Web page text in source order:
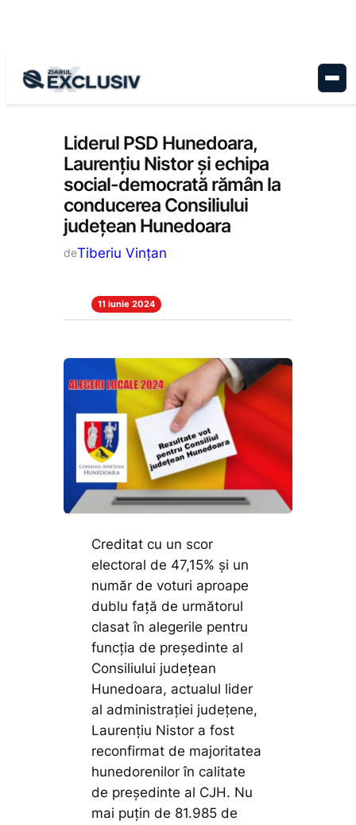
Politică, Stiri la zi
Liderul PSD Hunedoara,
Laurențiu Nistor și echipa
social-democrată rămân la
conducerea Consiliului
județean Hunedoara
deTiberiu Vințan
11 iunie 2024
Creditat cu un scor
electoral de 47,15% și un
număr de voturi aproape
dublu față de următorul
clasat în alegerile pentru
funcția de președinte al
Consiliului județean
Hunedoara, actualul lider
al administrației județene,
Laurențiu Nistor a fost
reconfirmat de majoritatea
hunedorenilor în calitate
de președinte al CJH. Nu
mai puțin de 81.985 de